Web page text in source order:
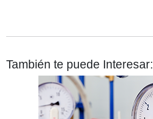
También te puede Interesar: